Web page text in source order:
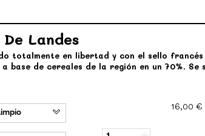
Landes
totalmente en libertad y con el sello francés
a base de cereales de la región en un 70%.
limpio
16,00 €